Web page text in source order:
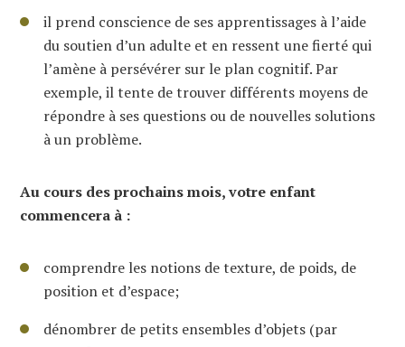
il prend conscience de ses apprentissages à l’aide
du soutien d’un adulte et en ressent une fierté qui
l’amène à persévérer sur le plan cognitif. Par
exemple, il tente de trouver différents moyens de
répondre à ses questions ou de nouvelles solutions
à un problème.
Au cours des prochains mois, votre enfant
commencera à :
comprendre les notions de texture, de poids, de
position et d’espace;
dénombrer de petits ensembles d’objets (par